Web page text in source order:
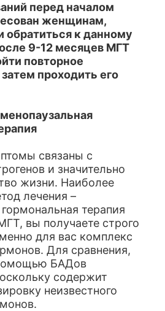
перед началом
женщинам,
обратиться к данному
9-12 месяцев МГТ
повторное
проходить его
связаны с
и значительно
жизни. Наиболее
лечения –
терапия
вы получаете строго
для вас комплекс
Для сравнения,
БАДов
содержит
неизвестного